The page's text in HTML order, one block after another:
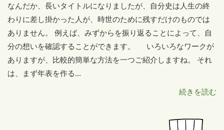
なんだか、長いタイトルになりましたが、自分史は人生の終
わりに差し掛かった人が、時世のために残すだけのものでは
ありません。 例えば、みずからを振り返ることによって、自
分の想いを確認することができます。 いろいろなワークが
ありますが、比較的簡単な方法を一つご紹介しますね。 それ
は、まず年表を作る...
続きを読む